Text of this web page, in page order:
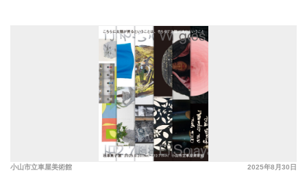
2025年8月30日
小山市立車屋美術館